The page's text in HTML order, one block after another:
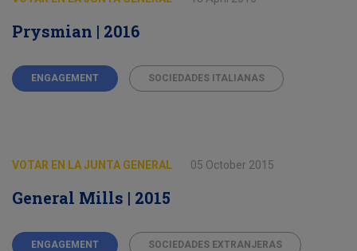
Prysmian | 2016
ENGAGEMENT SOCIEDADES ITALIANAS
VOTAR EN LA JUNTA GENERAL 05 October 2015
General Mills | 2015
ENGAGEMENT SOCIEDADES EXTRANJERAS